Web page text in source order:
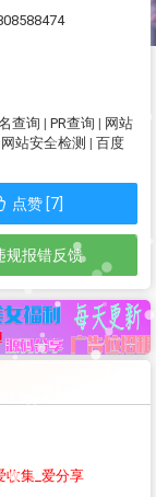
查询 | PR查询 | 网站
网站安全检测 | 百度
点赞 [7]
规报错反馈
收集_爱分享